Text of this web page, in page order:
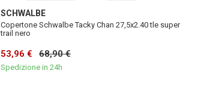
SCHWALBE
Copertone Schwalbe Tacky Chan 27,5x2.40 tle super
trail nero
53,96 € 68,90 €
Spedizione in 24h